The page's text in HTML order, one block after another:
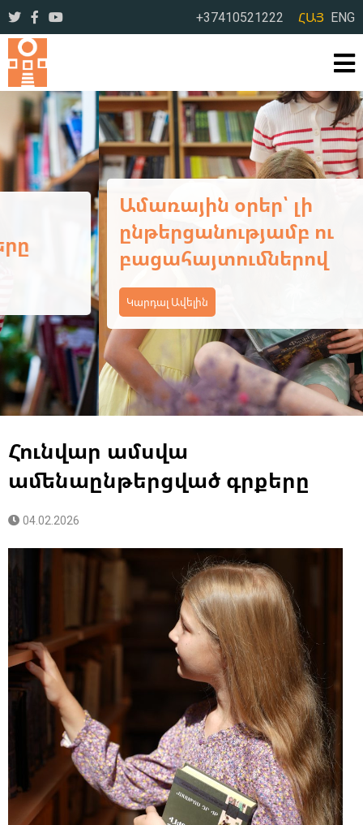
+37410521222 ՀԱՅ ENG
Ամառային օրեր՝ լի
ընթերցանությամբ ու
բացահայտումներով
Կարդալ Ավելին
Հունվար ամսվա
ամենաընթերցված գրքերը
04.02.2026